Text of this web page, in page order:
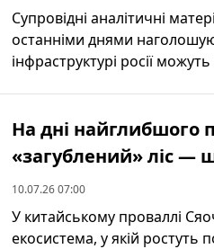
Супровідні аналітичні
останніми днями
інфраструктурі росії
На дні найглибшого
«загублений» ліс —
10.07.26 07:00
У китайському проваллі
екосистема, у якій ростуть